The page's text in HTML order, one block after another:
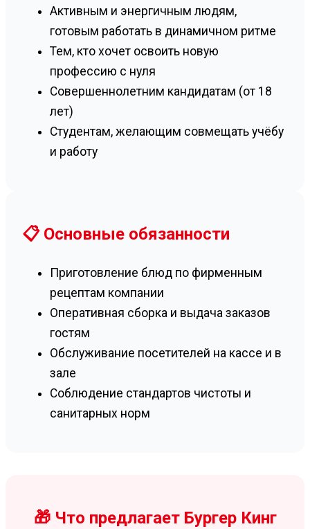
Активным и энергичным людям,
готовым работать в динамичном ритме
Тем, кто хочет освоить новую
профессию с нуля
Совершеннолетним кандидатам (от 18
лет)
Студентам, желающим совмещать учёбу
и работу
📋 Основные обязанности
Приготовление блюд по фирменным
рецептам компании
Оперативная сборка и выдача заказов
гостям
Обслуживание посетителей на кассе и в
зале
Соблюдение стандартов чистоты и
санитарных норм
🎁 Что предлагает Бургер Кинг